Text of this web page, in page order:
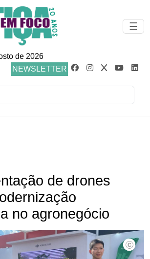
☰
de 2026
NEWSLETTER
de drones
no agronegócio